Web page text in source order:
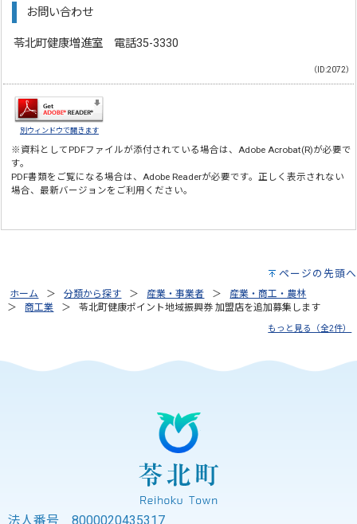
お問い合わせ
苓北町健康増進室 電話35-3330
（ID:2072）
別ウィンドウで開きます
※資料としてPDFファイルが添付されている場合は、Adobe Acrobat(R)が必要で
す。
PDF書類をご覧になる場合は、Adobe Readerが必要です。正しく表示されない
場合、最新バージョンをご利用ください。
ページの先頭へ
ホーム 分類から探す 産業・事業者
産業・商工・農林
商工業
苓北町健康ポイント地域振興券 加盟店を追加募集します
もっと見る（全2件）
法人番号 8000020435317